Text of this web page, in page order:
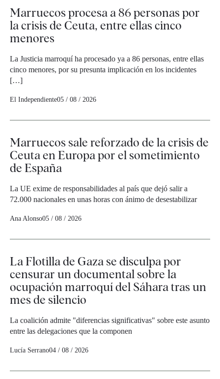
Marruecos procesa a 86 personas por
la crisis de Ceuta, entre ellas cinco
menores
La Justicia marroquí ha procesado ya a 86 personas, entre ellas
cinco menores, por su presunta implicación en los incidentes
[…]
El Independiente05 / 08 / 2026
Marruecos sale reforzado de la crisis de
Ceuta en Europa por el sometimiento
de España
La UE exime de responsabilidades al país que dejó salir a
72.000 nacionales en unas horas con ánimo de desestabilizar
Ana Alonso05 / 08 / 2026
La Flotilla de Gaza se disculpa por
censurar un documental sobre la
ocupación marroquí del Sáhara tras un
mes de silencio
La coalición admite "diferencias significativas" sobre este asunto
entre las delegaciones que la componen
Lucía Serrano04 / 08 / 2026